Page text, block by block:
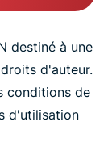
destiné à une
d'auteur.
conditions de
d'utilisation